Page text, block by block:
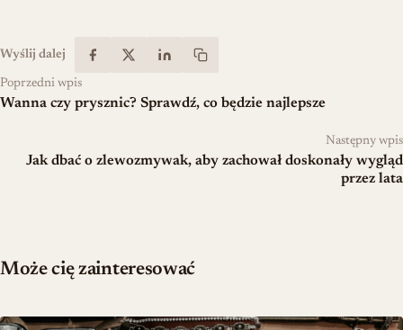
Wyślij dalej
Poprzedni wpis
Wanna czy prysznic? Sprawdź, co będzie najlepsze
Następny wpis
Jak dbać o zlewozmywak, aby zachował doskonały wygląd
przez lata
Może cię zainteresować